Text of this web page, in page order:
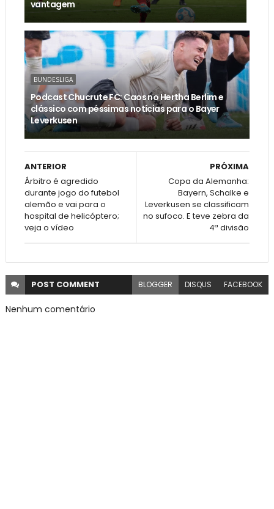
vantagem
BUNDESLIGA
Podcast Chucrute FC: Caos no Hertha Berlim e
clássico com péssimas notícias para o Bayer
Leverkusen
PRÓXIMA
Copa da Alemanha:
Bayern, Schalke e
Leverkusen se classificam
no sufoco. E teve zebra da
4ª divisão
ANTERIOR
Árbitro é agredido
durante jogo do futebol
alemão e vai para o
hospital de helicóptero;
veja o vídeo
POST COMMENT BLOGGER DISQUS FACEBOOK
Nenhum comentário